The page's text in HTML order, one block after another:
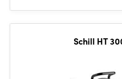
Schill HT